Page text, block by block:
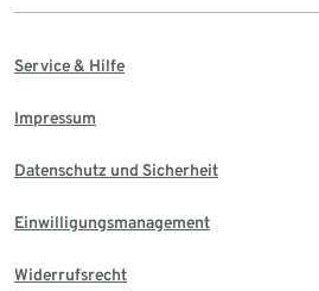
Service & Hilfe
Impressum
Datenschutz und Sicherheit
Einwilligungsmanagement
Widerrufsrecht